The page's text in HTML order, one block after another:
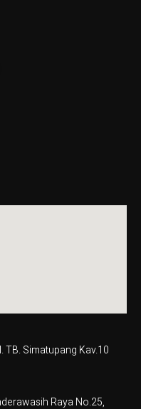
TB. Simatupang Kav.10
Raya No.25,